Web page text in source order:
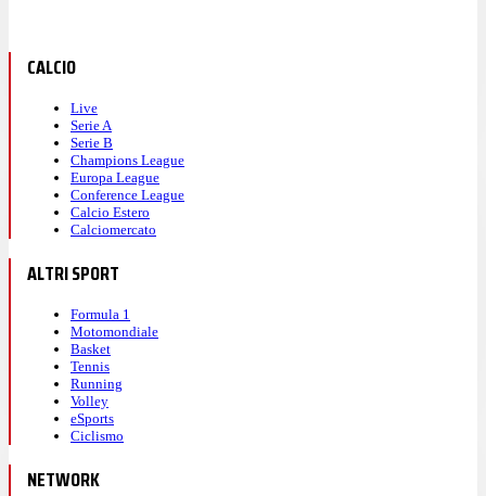
CALCIO
Live
Serie A
Serie B
Champions League
Europa League
Conference League
Calcio Estero
Calciomercato
ALTRI SPORT
Formula 1
Motomondiale
Basket
Tennis
Running
Volley
eSports
Ciclismo
NETWORK